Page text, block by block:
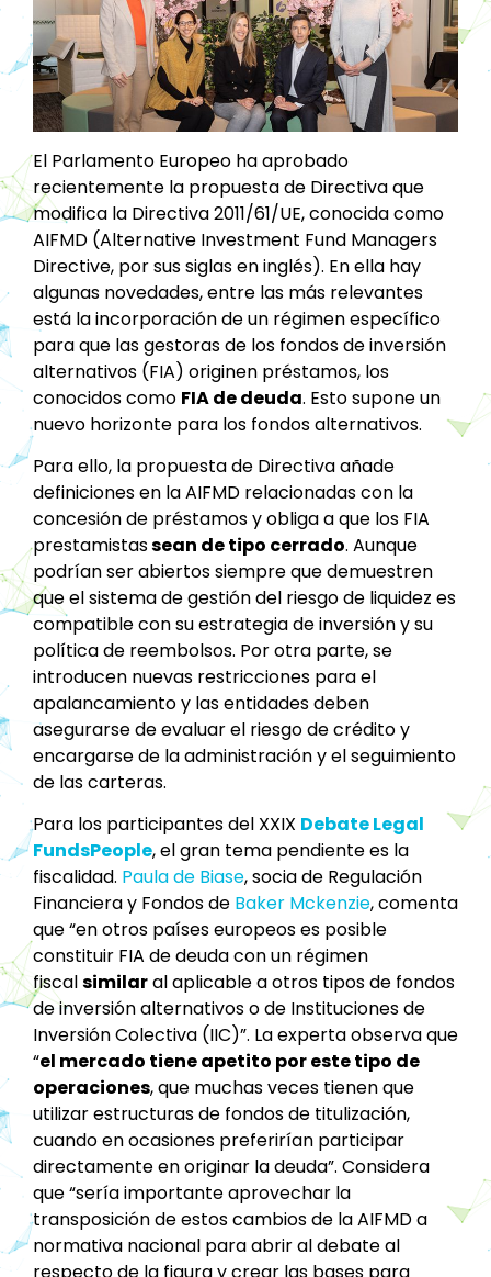
El Parlamento Europeo ha aprobado
recientemente la propuesta de Directiva que
modifica la Directiva 2011/61/UE, conocida como
AIFMD (Alternative Investment Fund Managers
Directive, por sus siglas en inglés). En ella hay
algunas novedades, entre las más relevantes
está la incorporación de un régimen específico
para que las gestoras de los fondos de inversión
alternativos (FIA) originen préstamos, los
conocidos como FIA de deuda. Esto supone un
nuevo horizonte para los fondos alternativos.
Para ello, la propuesta de Directiva añade
definiciones en la AIFMD relacionadas con la
concesión de préstamos y obliga a que los FIA
prestamistassean de tipo cerrado. Aunque
podrían ser abiertos siempre que demuestren
que el sistema de gestión del riesgo de liquidez es
compatible con su estrategia de inversión y su
política de reembolsos. Por otra parte, se
introducen nuevas restricciones para el
apalancamiento y las entidades deben
asegurarse de evaluar el riesgo de crédito y
encargarse de la administración y el seguimiento
de las carteras.
Para los participantes del XXIX Debate Legal
FundsPeople, el gran tema pendiente es la
fiscalidad. Paula de Biase, socia de Regulación
Financiera y Fondos de Baker Mckenzie, comenta
que “en otros países europeos es posible
constituir FIA de deuda con un régimen
fiscalsimilaral aplicable a otros tipos de fondos
de inversión alternativos o de Instituciones de
Inversión Colectiva (IIC)”. La experta observa que
“el mercado tiene apetito por este tipo de
operaciones, que muchas veces tienen que
utilizar estructuras de fondos de titulización,
cuando en ocasiones preferirían participar
directamente en originar la deuda”. Considera
que “sería importante aprovechar la
transposición de estos cambios de la AIFMD a
normativa nacional para abrir al debate al